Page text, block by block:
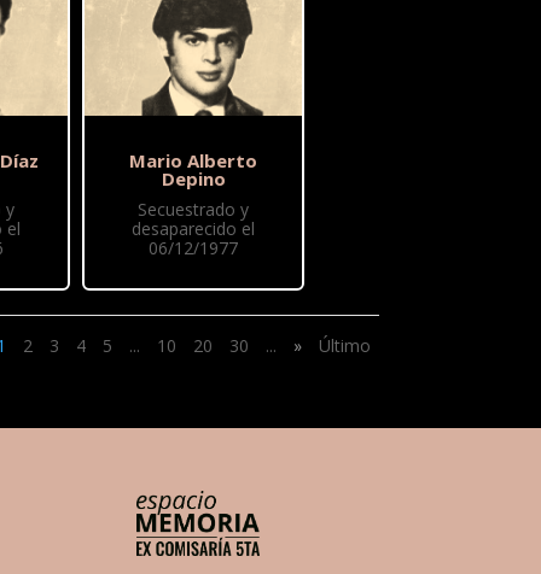
y
el
Mario Alberto
Depino
Secuestrado y
desaparecido el
06/12/1977
2 3 4 5 ... 10 20 30 ... » Último